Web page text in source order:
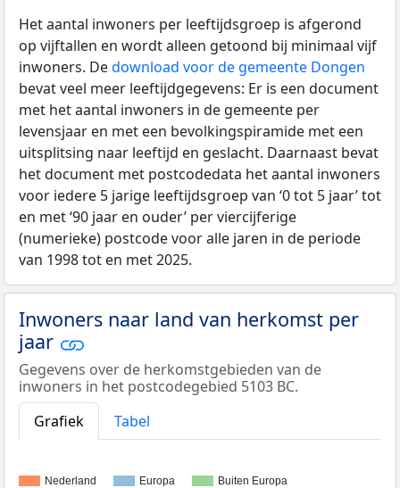
Het aantal inwoners per leeftijdsgroep is afgerond
op vijftallen en wordt alleen getoond bij minimaal vijf
inwoners. Dedownload voor de gemeente Dongen
bevat veel meer leeftijdgegevens: Er is een document
met het aantal inwoners in de gemeente per
levensjaar en met een bevolkingspiramide met een
uitsplitsing naar leeftijd en geslacht. Daarnaast bevat
het document met postcodedata het aantal inwoners
voor iedere 5 jarige leeftijdsgroep van ‘0 tot 5 jaar’ tot
en met ‘90 jaar en ouder’ per viercijferige
(numerieke) postcode voor alle jaren in de periode
van 1998 tot en met 2025.
Inwoners naar land van herkomst per
jaar
Gegevens over de herkomstgebieden van de
inwoners in het postcodegebied 5103 BC.
Grafiek
Tabel
Nederland Europa Buiten Europa